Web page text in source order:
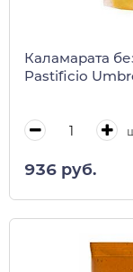
Каламарата
Pastificio
936 руб.